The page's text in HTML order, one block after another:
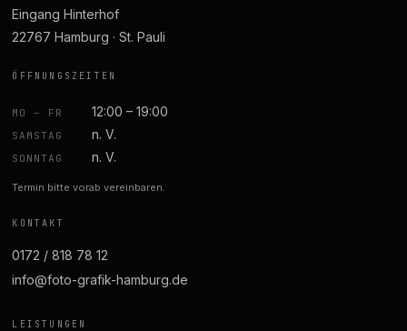
Eingang Hinterhof
22767 Hamburg · St. Pauli
ÖFFNUNGSZEITEN
MO – FR 12:00 – 19:00
SAMSTAG n. V.
SONNTAG n. V.
Termin bitte vorab vereinbaren.
KONTAKT
0172 / 818 78 12
info@foto-grafik-hamburg.de
LEISTUNGEN